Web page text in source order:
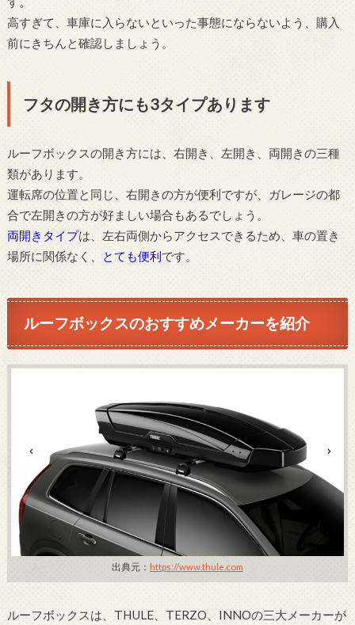
高すぎて、車庫に入らないといった事態にならないよう、購入
前にきちんと確認しましょう。
フタの開き方にも3タイプあります
ルーフボックスの開き方には、右開き、左開き、両開きの三種
類があります。
運転席の位置と同じ、右開きの方が便利ですが、ガレージの都
合で左開きの方が好ましい場合もあるでしょう。
両開きタイプは、左右両側からアクセスできるため、車の置き
場所に関係なく、
とても便利です。
ルーフボックスのおすすめメーカーを紹介
出典元： https://www.thule.com
ルーフボックスは、THULE、TERZO、INNOの三大メーカーが